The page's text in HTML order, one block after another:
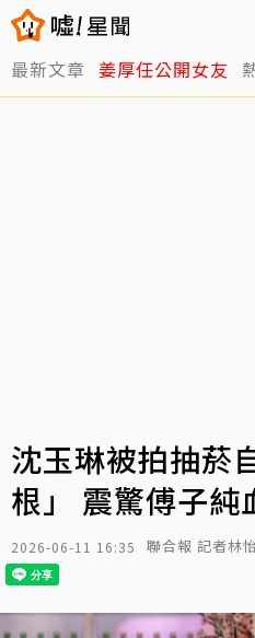
最新文章 姜厚任公開女友
沈玉琳被拍抽菸
根」 震驚傅子純
2026-06-11 16:35 聯合報 記者林